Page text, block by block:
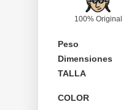
100% Original
Peso
Dimensiones
TALLA
COLOR